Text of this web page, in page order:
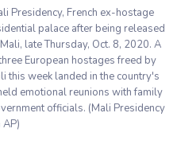
Presidency, French ex-hostage
palace after being released
late Thursday, Oct. 8, 2020. A
European hostages freed by
this week landed in the country's
emotional reunions with family
officials. (Mali Presidency
AP)